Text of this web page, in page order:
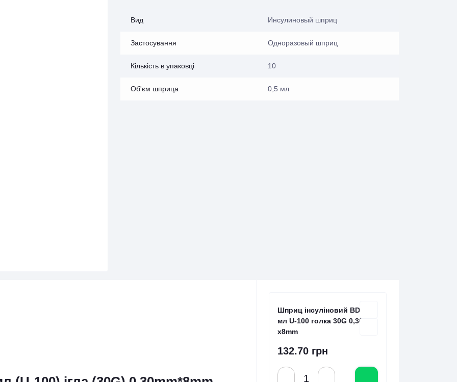
Вид Инсулиновый шприц
Застосування Одноразовый шприц
Кількість в упаковці 10
Об'єм шприца 0,5 мл
Шприц інсуліновий BD 0,5
мл U-100 голка 30G 0,30mm
х8mm
132.70 грн